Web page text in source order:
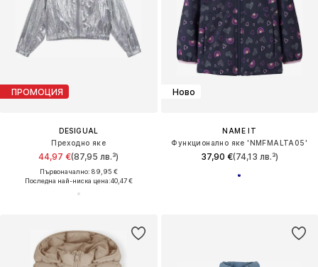
ПРОМОЦИЯ
DESIGUAL
Преходно яке
44,97 €(87,95 лв.³)
Първоначално: 89,95 €
Последна най-ниска цена:40,47 €
Ново
NAME IT
Функционално яке 'NMFMALTA05'
37,90 €(74,13 лв.³)